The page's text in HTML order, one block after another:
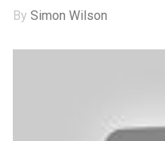
BySimon Wilson